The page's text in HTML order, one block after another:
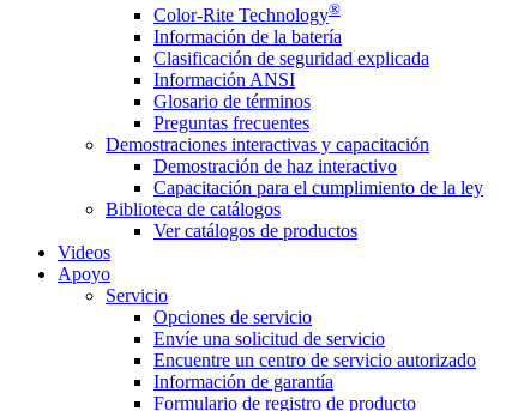
Color-Rite Technology®
Información de la batería
Clasificación de seguridad explicada
Información ANSI
Glosario de términos
Preguntas frecuentes
Demostraciones interactivas y capacitación
Demostración de haz interactivo
Capacitación para el cumplimiento de la ley
Biblioteca de catálogos
Ver catálogos de productos
Videos
Apoyo
Servicio
Opciones de servicio
Envíe una solicitud de servicio
Encuentre un centro de servicio autorizado
Información de garantía
Formulario de registro de producto